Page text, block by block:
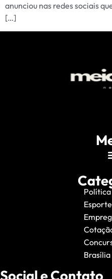
anunciou nas redes sociais
[…]
Política
Esporte
Brasília
Social e Contato